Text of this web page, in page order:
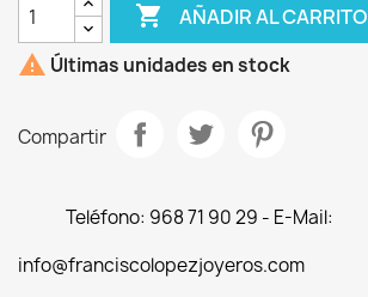
 AÑADIR AL CARRITO
 Últimas unidades en stock
Compartir
Teléfono: 968 71 90 29 - E-Mail:
info@franciscolopezjoyeros.com